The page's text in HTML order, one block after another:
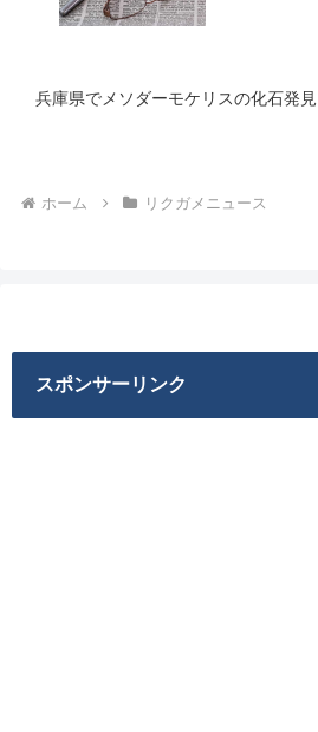
兵庫県でメソダーモケリスの化石発見
ホーム リクガメニュース
スポンサーリンク